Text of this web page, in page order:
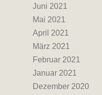
Juni 2021
Mai 2021
April 2021
März 2021
Februar 2021
Januar 2021
Dezember 2020